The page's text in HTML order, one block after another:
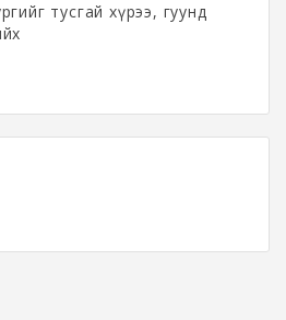
тусгай хүрээ, гуунд